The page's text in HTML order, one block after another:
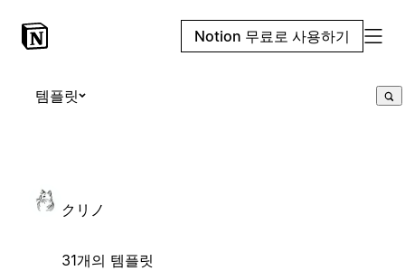
Notion 무료로 사용하기
템플릿
クリノ
31개의 템플릿